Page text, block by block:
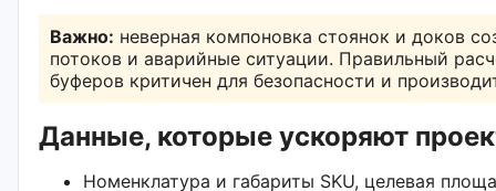
Важно: неверная компоновка стоянок и доков
потоков и аварийные ситуации. Правильный
буферов критичен для безопасности и
Данные, которые ускоряют
Номенклатура и габариты SKU, целевая